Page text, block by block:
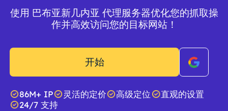
使用 巴布亚新几内亚 代理服务器优化您的抓取操
作并高效访问您的目标网站！
开始
86M+ IP 灵活的定价 高级定位
直观的设置
24/7 支持